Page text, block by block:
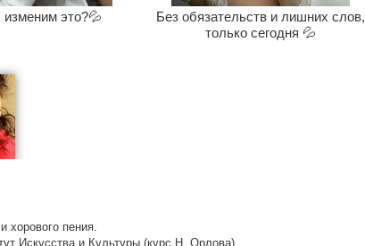
это?💦
Без обязательств и лишних слов,
только сегодня 💦
хорового пения.
Искусства и Культуры (курс Н. Орлова).